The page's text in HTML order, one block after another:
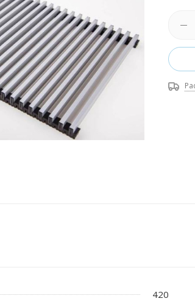
420